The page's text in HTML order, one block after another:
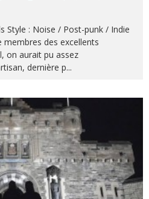
Style : Noise / Post-punk / Indie
des excellents
on aurait pu assez
dernière p...